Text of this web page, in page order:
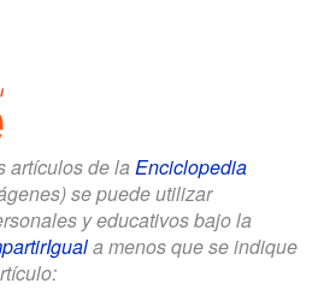
artículos de la Enciclopedia
se puede utilizar
y educativos bajo la
a menos que se indique